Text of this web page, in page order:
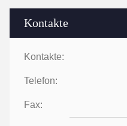
Kontakte
Kontakte:
Telefon:
Fax: